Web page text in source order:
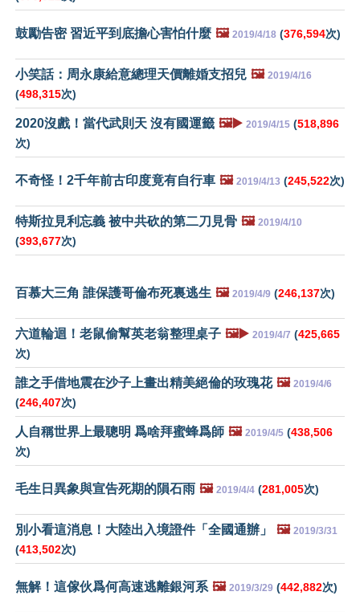
鼓勵告密 習近平到底擔心害怕什麼 🖼️ 2019/4/18 (376,594次)
小笑話：周永康給意總理天價離婚支招兒 🖼️ 2019/4/16
(498,315次)
2020沒戲！當代武則天 沒有國運籤 🖼️▶️ 2019/4/15 (518,896
次)
不奇怪！2千年前古印度竟有自行車 🖼️ 2019/4/13 (245,522次)
特斯拉見利忘義 被中共砍的第二刀見骨 🖼️ 2019/4/10
(393,677次)
百慕大三角 誰保護哥倫布死裏逃生 🖼️ 2019/4/9 (246,137次)
六道輪迴！老鼠偷幫英老翁整理桌子 🖼️▶️ 2019/4/7 (425,665
次)
誰之手借地震在沙子上畫出精美絕倫的玫瑰花 🖼️ 2019/4/6
(246,407次)
人自稱世界上最聰明 爲啥拜蜜蜂爲師 🖼️ 2019/4/5 (438,506
次)
毛生日異象與宣告死期的隕石雨 🖼️ 2019/4/4 (281,005次)
別小看這消息！大陸出入境證件「全國通辦」 🖼️ 2019/3/31
(413,502次)
無解！這傢伙爲何高速逃離銀河系 🖼️ 2019/3/29 (442,882次)